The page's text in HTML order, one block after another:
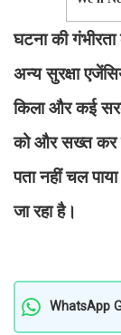
घटना की
अन्य सुरक्षा
किला और कई
को और सख्त कर
पता नहीं चल
जा रहा है।
WhatsApp